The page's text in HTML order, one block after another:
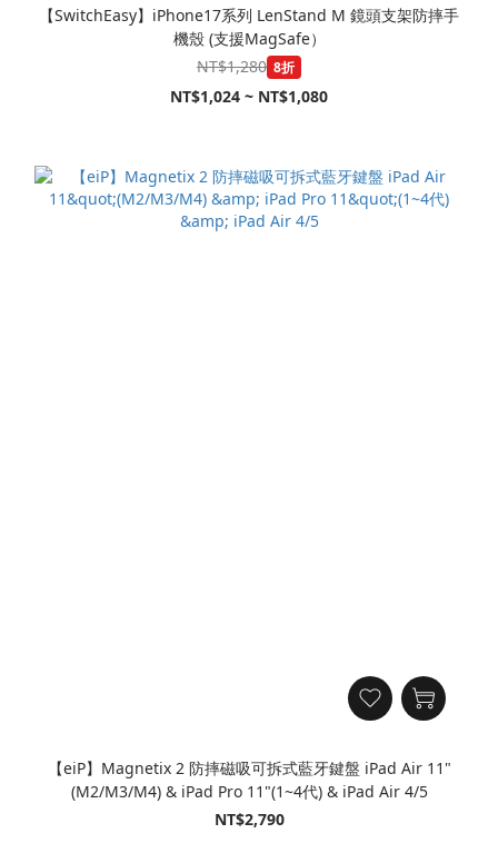
【SwitchEasy】iPhone17系列 LenStand M 鏡頭支架防摔手
機殼 (支援MagSafe）
NT$1,280 8折
NT$1,024 ~ NT$1,080
【eiP】Magnetix 2 防摔磁吸可拆式藍牙鍵盤 iPad Air 11"
(M2/M3/M4) & iPad Pro 11"(1~4代) & iPad Air 4/5
NT$2,790